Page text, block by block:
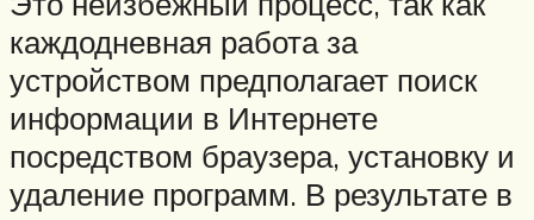
каждодневная работа за
устройством предполагает поиск
информации в Интернете
посредством браузера, установку и
удаление программ. В результате в